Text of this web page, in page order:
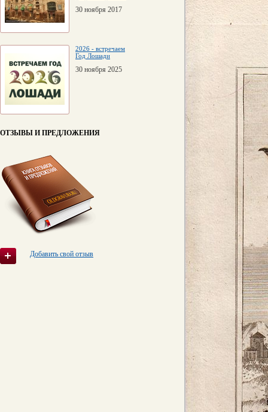
30 ноября 2017
2026 - встречаем
Год Лошади
30 ноября 2025
ОТЗЫВЫ И ПРЕДЛОЖЕНИЯ
Добавить свой отзыв